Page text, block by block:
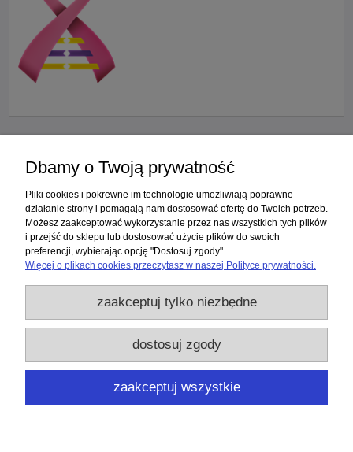
Zakupy
Pomoc
Moje konto
Informacje
Użytkowanie sklepu oznacza zgodę na wykorzystywanie plików cookies.
Szczegółowe informacje wPolityce prywatności
Laboratorium Diagnostyki Molekularnej "Bio-Genetik" NZOZ
50-525 WROCŁAW | woj. dolnośląskie | tel.:512863322
Dbamy o Twoją prywatność
Pliki cookies i pokrewne im technologie umożliwiają poprawne
działanie strony i pomagają nam dostosować ofertę do Twoich potrzeb.
Możesz zaakceptować wykorzystanie przez nas wszystkich tych plików
i przejść do sklepu lub dostosować użycie plików do swoich
preferencji, wybierając opcję "Dostosuj zgody".
Więcej o plikach cookies przeczytasz w naszej Polityce prywatności.
zaakceptuj tylko niezbędne
dostosuj zgody
zaakceptuj wszystkie